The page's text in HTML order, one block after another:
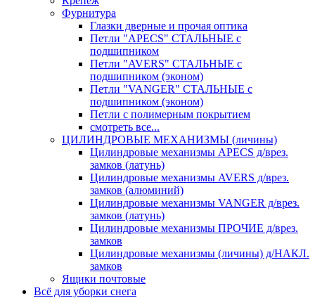
Фурнитура
Глазки дверные и прочая оптика
Петли "APECS" СТАЛЬНЫЕ с
подшипником
Петли "AVERS" СТАЛЬНЫЕ с
подшипником (эконом)
Петли "VANGER" СТАЛЬНЫЕ с
подшипником (эконом)
Петли с полимерным покрытием
смотреть все...
ЦИЛИНДРОВЫЕ МЕХАНИЗМЫ (личины)
Цилиндровые механизмы APECS д/врез.
замков (латунь)
Цилиндровые механизмы AVERS д/врез.
замков (алюминий)
Цилиндровые механизмы VANGER д/врез.
замков (латунь)
Цилиндровые механизмы ПРОЧИЕ д/врез.
замков
Цилиндровые механизмы (личины) д/НАКЛ.
замков
Ящики почтовые
Всё для уборки снега